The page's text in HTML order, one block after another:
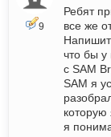
9
Ребят
все же
что бы
с SAM
SAM я
я